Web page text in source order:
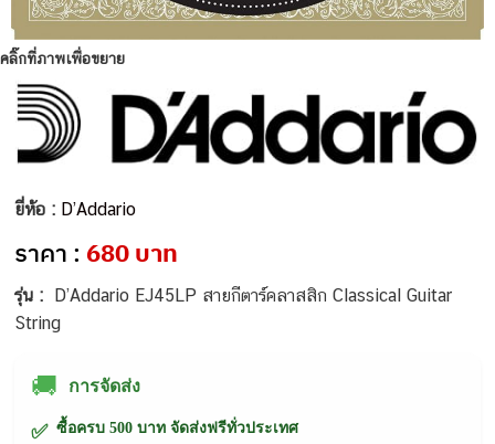
คลิ๊กที่ภาพเพื่อขยาย
ยี่ห้อ : D’Addario
ราคา : 680 บาท
รุ่น : D’Addario EJ45LP สายกีตาร์คลาสสิก Classical Guitar
String
🚚 การจัดส่ง
✅ ซื้อครบ 500 บาท จัดส่งฟรีทั่วประเทศ